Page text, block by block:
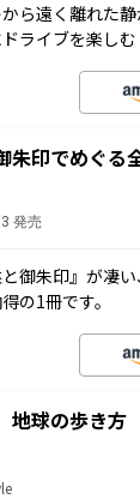
ら遠く離れた
ライブを楽しむ
朱印でめぐ
発売
と御朱印』が凄
の1冊です。
地球の歩き